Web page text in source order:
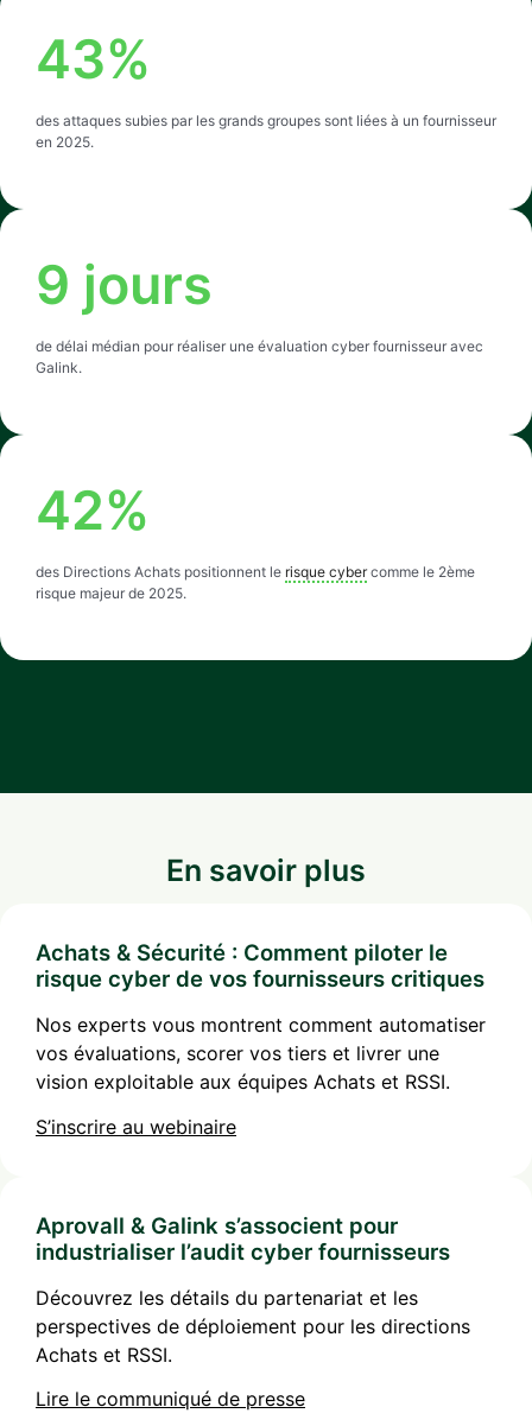
43%
des attaques subies par les grands groupes sont liées à un fournisseur
en 2025.
9 jours
de délai médian pour réaliser une évaluation cyber fournisseur avec
Galink.
42%
des Directions Achats positionnent le risque cybercomme le 2ème
risque majeur de 2025.
En savoir plus
Achats & Sécurité : Comment piloter le
risque cyber de vos fournisseurs critiques
Nos experts vous montrent comment automatiser
vos évaluations, scorer vos tiers et livrer une
vision exploitable aux équipes Achats et RSSI.
S’inscrire au webinaire
Aprovall & Galink s’associent pour
industrialiser l’audit cyber fournisseurs
Découvrez les détails du partenariat et les
perspectives de déploiement pour les directions
Achats et RSSI.
Lire le communiqué de presse